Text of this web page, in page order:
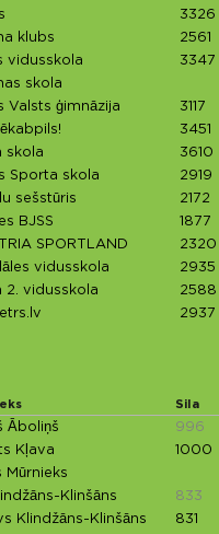
3326
klubs 2561
vidusskola 3347
skola
Valsts ģimnāzija 3117
3451
skola 3610
Sporta skola 2919
sešstūris 2172
BJSS 1877
SPORTLAND 2320
vidusskola 2935
2. vidusskola 2588
2937
Sila
Āboliņš 996
Kļava 1000
Mūrnieks
Klinšāns 833
Klindžāns-Klinšāns 831